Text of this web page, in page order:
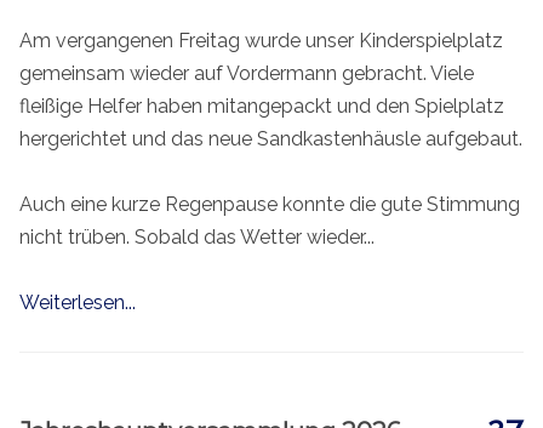
Am vergangenen Freitag wurde unser Kinderspielplatz
gemeinsam wieder auf Vordermann gebracht. Viele
fleißige Helfer haben mitangepackt und den Spielplatz
hergerichtet und das neue Sandkastenhäusle aufgebaut.
Auch eine kurze Regenpause konnte die gute Stimmung
nicht trüben. Sobald das Wetter wieder...
Weiterlesen...